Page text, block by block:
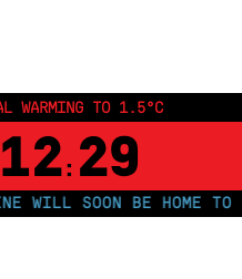
WARMING TO 1.5°C
12: 28
SOON BE HOME TO